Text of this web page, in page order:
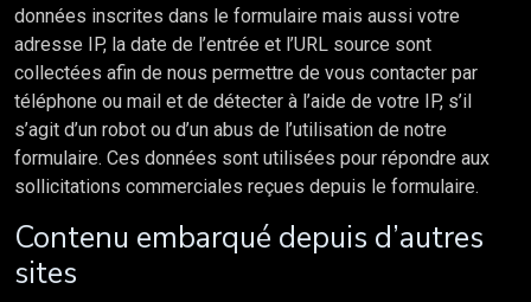
données inscrites dans le formulaire mais aussi votre
adresse IP, la date de l’entrée et l’URL source sont
collectées afin de nous permettre de vous contacter par
téléphone ou mail et de détecter à l’aide de votre IP, s’il
s’agit d’un robot ou d’un abus de l’utilisation de notre
formulaire. Ces données sont utilisées pour répondre aux
sollicitations commerciales reçues depuis le formulaire.
Contenu embarqué depuis d’autres
sites